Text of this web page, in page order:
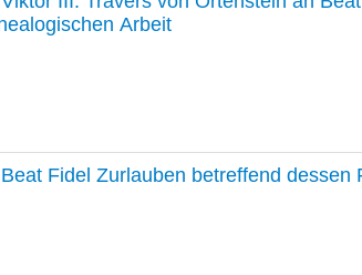
Arbeit
Fidel Zurlauben betreffend